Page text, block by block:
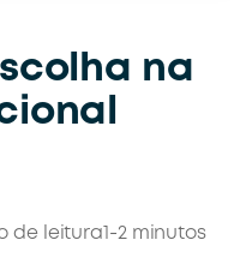
na
de leitura 1-2 minutos